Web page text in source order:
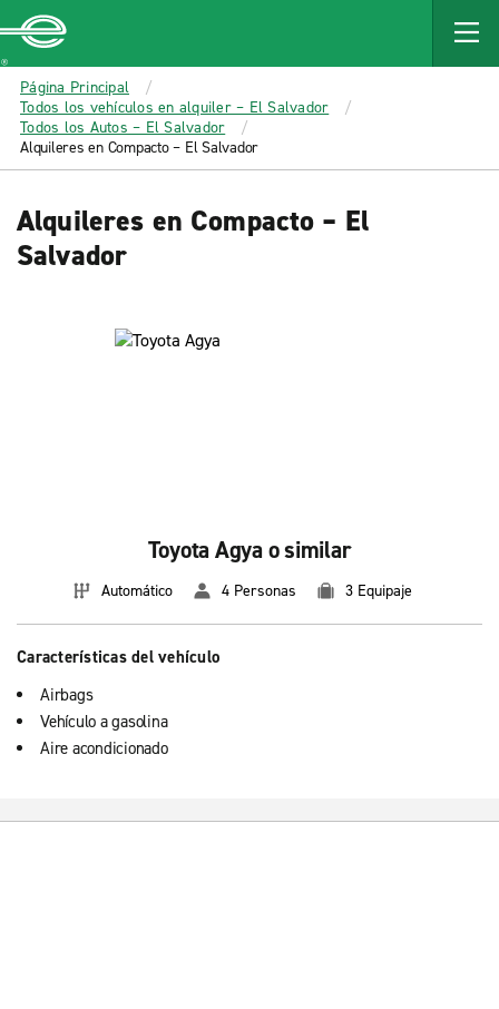
MAIN
CONTENT
Enterprise
Página Principal
Todos los vehículos en alquiler – El Salvador
Todos los Autos – El Salvador
Alquileres en Compacto – El Salvador
Alquileres en Compacto – El
Salvador
Toyota Agya o similar
Automático 4 Personas 3 Equipaje
Características del vehículo
Airbags
Vehículo a gasolina
Aire acondicionado